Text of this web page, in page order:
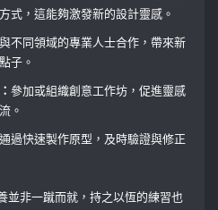
式，這能夠激發新的設計靈感。
與不同領域的專業人士合作，帶來新
子。
參加或組織創意工作坊，促進靈感
。
通過快速製作原型，及時驗證與修正
並非一蹴而就，持之以恆的練習也